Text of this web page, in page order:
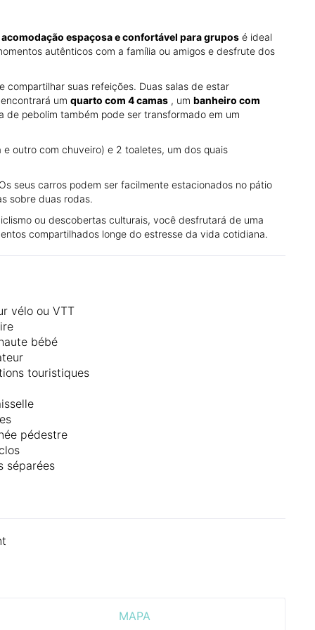
acomodação espaçosa e confortável para grupos é ideal
autênticos com a família ou amigos e desfrute dos
compartilhar suas refeições. Duas salas de estar
um quarto com 4 camas , um banheiro com
de pebolim também pode ser transformado em um
outro com chuveiro) e 2 toaletes, um dos quais
seus carros podem ser facilmente estacionados no pátio
sobre duas rodas.
ou descobertas culturais, você desfrutará de uma
compartilhados longe do estresse da vida cotidiana.
vélo ou VTT
bébé
touristiques
pédestre
séparées
MAPA